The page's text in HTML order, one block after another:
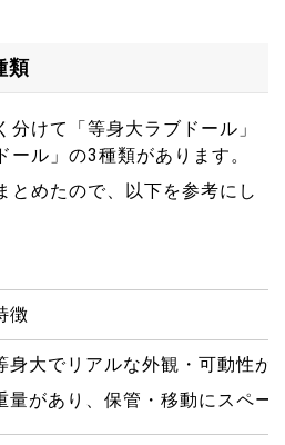
類
けて「等身大ラブドール」
ール」の3種類があります。
とめたので、以下を参考にし
徴
身大でリアルな外観・可動性が
量があり、保管・移動にスペー